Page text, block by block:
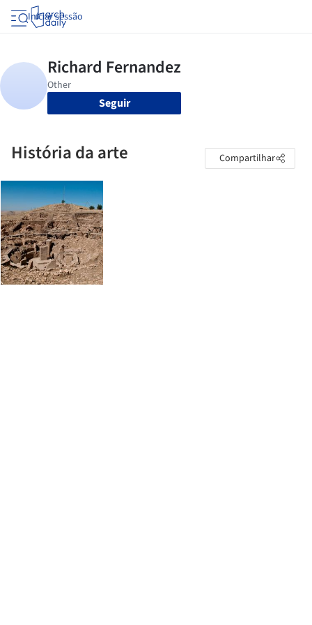
Iniciar sessão
Seguir
História da arte Compartilhar